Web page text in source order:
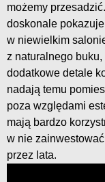
możemy
doskonale
w niewielkim
z naturalnego
dodatkowe detale
nadają temu
poza względami
mają bardzo
w nie
przez lata.